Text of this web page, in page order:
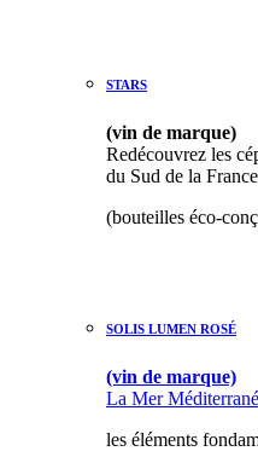
STARS
(vin de marque)
Redécouvrez les
du Sud de la
(bouteilles éco-
SOLIS LUMEN ROSÉ
(vin de marque)
La Mer
les éléments